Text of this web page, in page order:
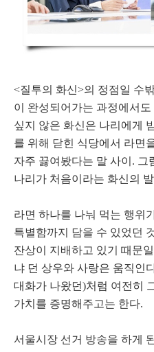
<질투의 화신>의 정점일 수
이 완성되어가는 과정에서
싶지 않은 화신은 나리에게
를 위해 닫힌 식당에서 라면
자주 끓여봤다는 말 사이. 그
나리가 처음이라는 화신의
라면 하나를 나눠 먹는 행위
특별함까지 담을 수 있었던
잔상이 지배하고 있기 때문
냐 던 상우와 사랑은 움직인
대화가 나왔던)처럼 여전히
가치를 증명해주고는 한다.
서울시장 선거 방송을 하게